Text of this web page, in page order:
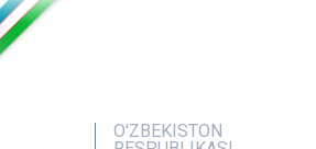
O'ZBEKISTON